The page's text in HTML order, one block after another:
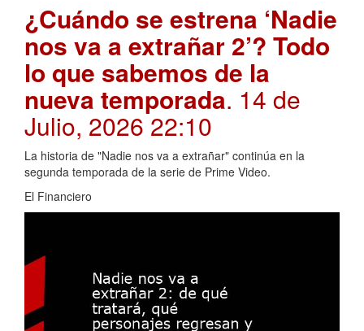
¿Cuándo se estrena ‘Nadie
nos va a extrañar 2’? Todo
lo que sabemos de la
nueva temporada. 14 de
Julio, 2026 22:10
La historia de "Nadie nos va a extrañar" continúa en la
segunda temporada de la serie de Prime Video.
El Financiero